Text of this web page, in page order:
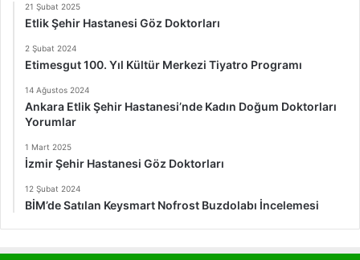
21 Şubat 2025
Etlik Şehir Hastanesi Göz Doktorları
2 Şubat 2024
Etimesgut 100. Yıl Kültür Merkezi Tiyatro Programı
14 Ağustos 2024
Ankara Etlik Şehir Hastanesi’nde Kadın Doğum Doktorları
Yorumlar
1 Mart 2025
İzmir Şehir Hastanesi Göz Doktorları
12 Şubat 2024
BİM’de Satılan Keysmart Nofrost Buzdolabı İncelemesi